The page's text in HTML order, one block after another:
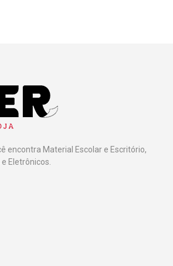
encontra Material Escolar e Escritório,
Eletrônicos.